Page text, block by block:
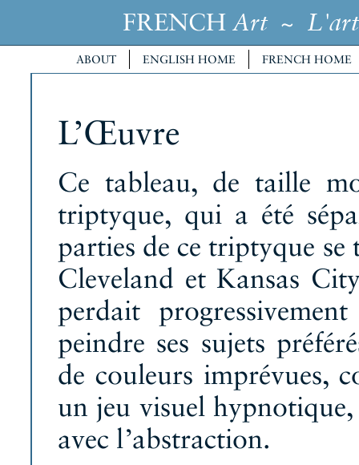
FRENCH Art~ L'art
ABOUT ENGLISH HOME FRENCH HOME
L’Œuvre
Ce tableau, de taille
triptyque, qui a été
parties de ce triptyque
Cleveland et Kansas
perdait
peindre ses sujets
de couleurs imprévues,
un jeu visuel
avec l’abstraction.